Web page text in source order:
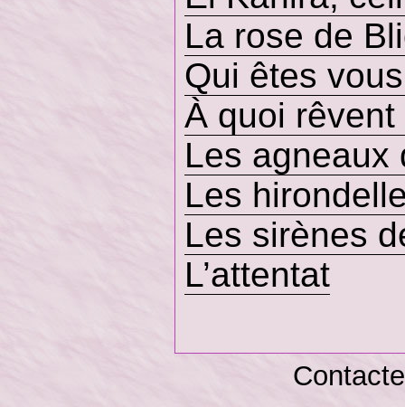
La rose de
Qui êtes
À quoi
Les agneaux
Les
Les sirènes
L’attentat